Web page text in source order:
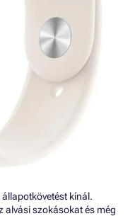
állapotkövetést kínál.
alvási szokásokat és még